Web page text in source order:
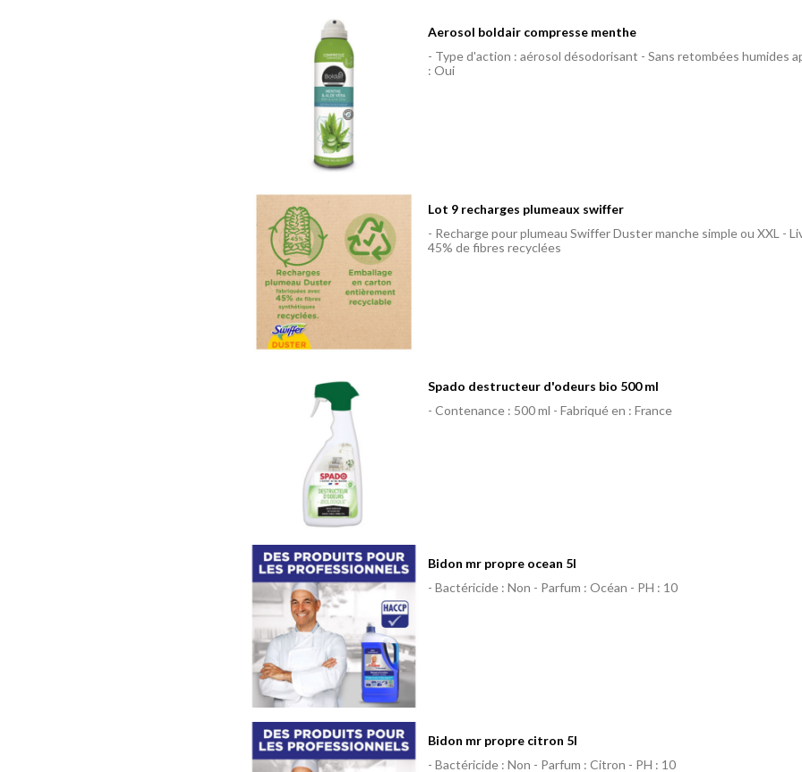
Aerosol boldair compresse menthe
- Type d'action : aérosol désodorisant - Sans retombées humides
: Oui
Lot 9 recharges plumeaux swiffer
- Recharge pour plumeau Swiffer Duster manche simple ou XXL -
45% de fibres recyclées
Spado destructeur d'odeurs bio 500 ml
- Contenance : 500 ml - Fabriqué en : France
Bidon mr propre ocean 5l
- Bactéricide : Non - Parfum : Océan - PH : 10
Bidon mr propre citron 5l
- Bactéricide : Non - Parfum : Citron - PH : 10